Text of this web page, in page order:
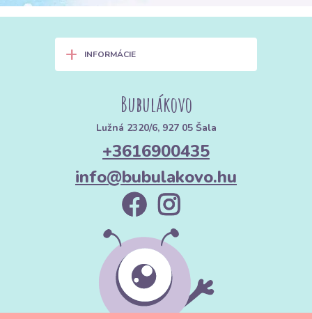
+ INFORMÁCIE
Bubulákovo
Lužná 2320/6, 927 05 Šala
+3616900435
info@bubulakovo.hu